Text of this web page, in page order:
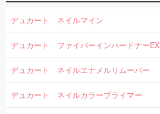
デュカート ネイルマイン
デュカート ファイバーインハードナーEX
デュカート ネイルエナメルリムーバー
デュカート ネイルカラープライマー